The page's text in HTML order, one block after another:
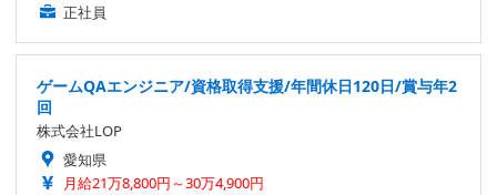
正社員
ゲームQAエンジニア/資格取得支援/年間休日120日/賞与年2
回
株式会社LOP
愛知県
月給21万8,800円～30万4,900円